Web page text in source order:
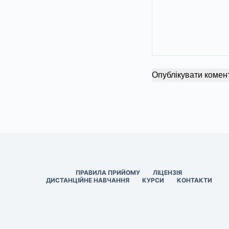
Опублікувати
ПРАВИЛА ПРИЙОМУ
ЛІЦЕНЗІЯ
ДИСТАНЦІЙНЕ НАВЧАННЯ
КУРСИ КОНТАКТИ